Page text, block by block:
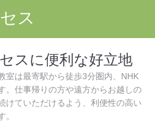
ス
スに便利な好立地
室は最寄駅から徒歩3分圏内、NHK
。仕事帰りの方や遠方からお越しの
けていただけるよう、利便性の高い
。